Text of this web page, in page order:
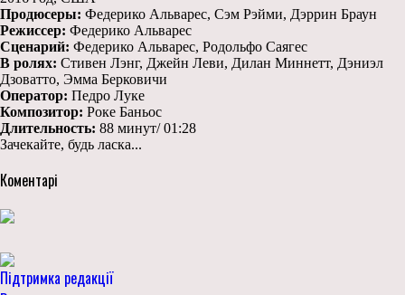
Продюсеры: Федерико Альварес, Сэм Рэйми, Дэррин Браун
Режиссер: Федерико Альварес
Сценарий: Федерико Альварес, Родольфо Саягес
В ролях: Стивен Лэнг, Джейн Леви, Дилан Миннетт, Дэниэл
Дзоватто, Эмма Берковичи
Оператор: Педро Луке
Композитор: Роке Баньос
Длительность: 88 минут/ 01:28
Зачекайте, будь ласка...
Коментарі
Підтримка редакції